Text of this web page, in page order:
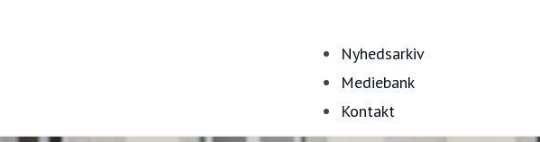
Nyhedsarkiv
Mediebank
Kontakt